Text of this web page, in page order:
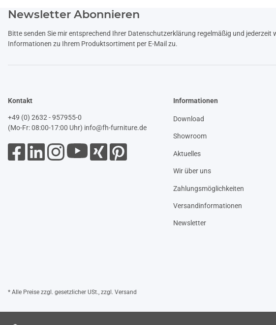
Newsletter Abonnieren
Bitte senden Sie mir entsprechend Ihrer Datenschutzerklärung regelmäßig und jederzeit
Informationen zu Ihrem Produktsortiment per E-Mail zu.
Kontakt
+49 (0) 2632 - 957955-0
(Mo-Fr: 08:00-17:00 Uhr) info@fh-furniture.de
Informationen
Download
Showroom
Aktuelles
Wir über uns
Zahlungsmöglichkeiten
Versandinformationen
Newsletter
* Alle Preise zzgl. gesetzlicher USt., zzgl. Versand